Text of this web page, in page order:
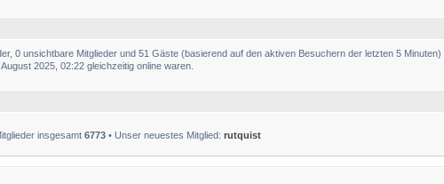
0 unsichtbare Mitglieder und 51 Gäste (basierend auf den aktiven Besuchern der letzten 5 Minuten)
2025, 02:22 gleichzeitig online waren.
insgesamt 6773 • Unser neuestes Mitglied: rutquist